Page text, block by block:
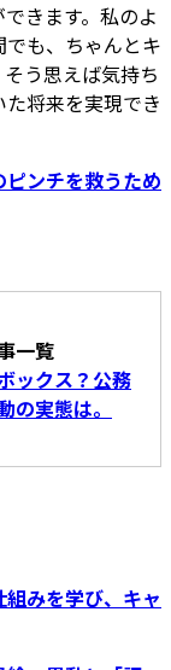
きます。私のよ
も、ちゃんとキ
う思えば気持ち
将来を実現でき
ピンチを救うため
一覧
ックス？公務
の実態は。
みを学び、キャ